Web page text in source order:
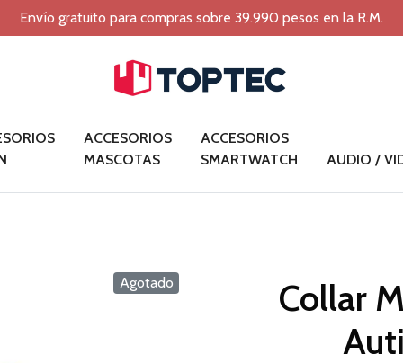
Envío gratuito para compras sobre 39.990 pesos en la R.M.
ACCESORIOS
MASCOTAS
ACCESORIOS
SMARTWATCH
AUDIO /
Agotado
Collar